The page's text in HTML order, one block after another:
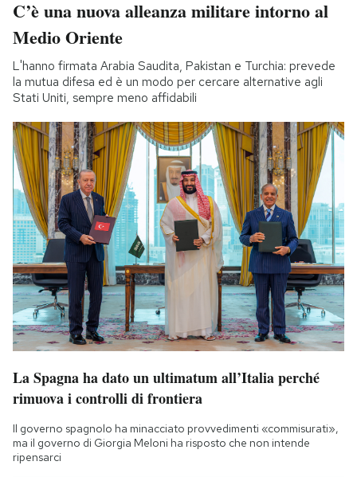
C’è una nuova alleanza militare intorno al
Medio Oriente
L'hanno firmata Arabia Saudita, Pakistan e Turchia: prevede
la mutua difesa ed è un modo per cercare alternative agli
Stati Uniti, sempre meno affidabili
La Spagna ha dato un ultimatum all’Italia perché
rimuova i controlli di frontiera
Il governo spagnolo ha minacciato provvedimenti «commisurati»,
ma il governo di Giorgia Meloni ha risposto che non intende
ripensarci